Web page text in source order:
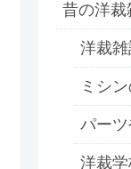
昔の洋裁
洋裁
ミシ
パー
洋裁